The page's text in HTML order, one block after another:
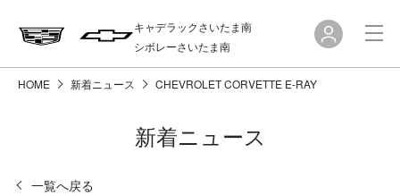
キャデラックさいたま南
シボレーさいたま南
HOME 新着ニュース CHEVROLET CORVETTE E-RAY
新着ニュース
一覧へ戻る